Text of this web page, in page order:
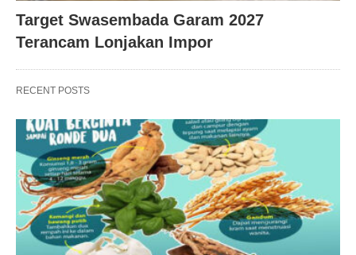
Target Swasembada Garam 2027
Terancam Lonjakan Impor
RECENT POSTS